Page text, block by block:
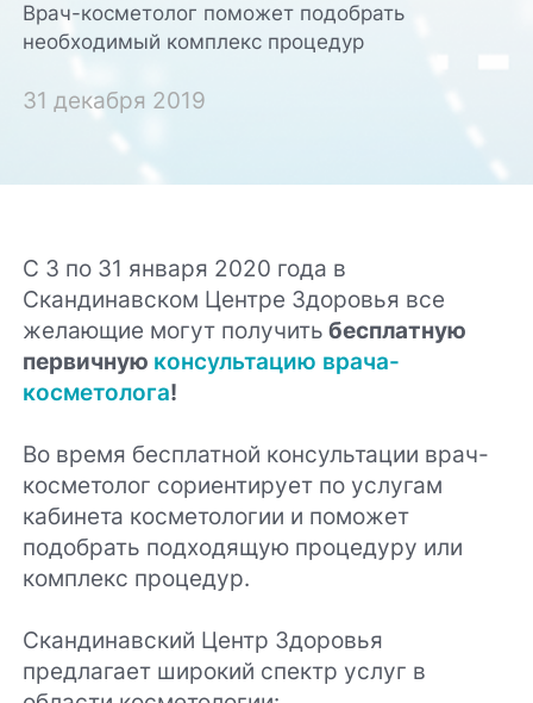
Врач-косметолог поможет подобрать
необходимый комплекс процедур
31 декабря 2019
С 3 по 31 января 2020 года в
Скандинавском Центре Здоровья все
желающие могут получить бесплатную
первичную консультацию врача-
косметолога!
Во время бесплатной консультации врач-
косметолог сориентирует по услугам
кабинета косметологии и поможет
подобрать подходящую процедуру или
комплекс процедур.
Скандинавский Центр Здоровья
предлагает широкий спектр услуг в